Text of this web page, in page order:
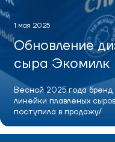
1 мая 2025
Обновление
сыра Экомилк
Весной 2025 года
линейки плавленых
поступила в продажу/